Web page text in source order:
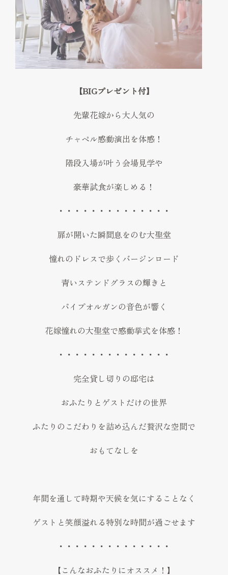
プライバシーポリシー
運営会社
【BIGプレゼント付】
先輩花嫁から大人気の
チャペル感動演出を体感！
階段入場が叶う会場見学や
豪華試食が楽しめる！
・・・・・・・・・・・・・・
扉が開いた瞬間息をのむ大聖堂
憧れのドレスで歩くバージンロード
青いステンドグラスの輝きと
パイプオルガンの音色が響く
花嫁憧れの大聖堂で感動挙式を体感！
・・・・・・・・・・・・・・
完全貸し切りの邸宅は
おふたりとゲストだけの世界
ふたりのこだわりを詰め込んだ贅沢な空間で
おもてなしを
年間を通して時期や天候を気にすることなく
ゲストと笑顔溢れる特別な時間が過ごせます
・・・・・・・・・・・・・・
【こんなおふたりにオススメ！】